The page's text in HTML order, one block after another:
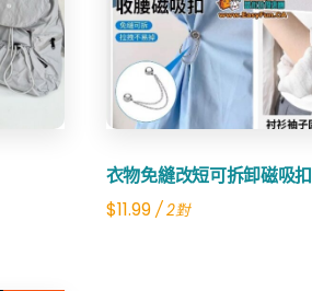
衣物免縫改短可拆卸磁吸扣
$11.99/ 2對